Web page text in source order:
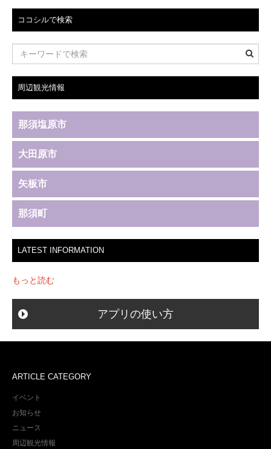
ー
シ
ョ
ン
ココシルで検索
周辺観光情報
那須塩原市
大田原市
矢板市
那須町
LATEST INFORMATION
もっと読む
アプリの使い方
ARTICLE CATEGORY
イベント
お知らせ
ニュース
周辺観光情報